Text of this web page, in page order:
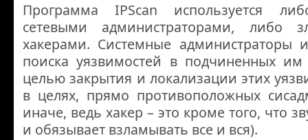
Программа IPScan используется
сетевыми администраторами, либо
хакерами. Системные администраторы
поиска уязвимостей в подчиненных им
целью закрытия и локализации этих
в целях, прямо противоположных
иначе, ведь хакер – это кроме того, что
и обязывает взламывать все и вся).